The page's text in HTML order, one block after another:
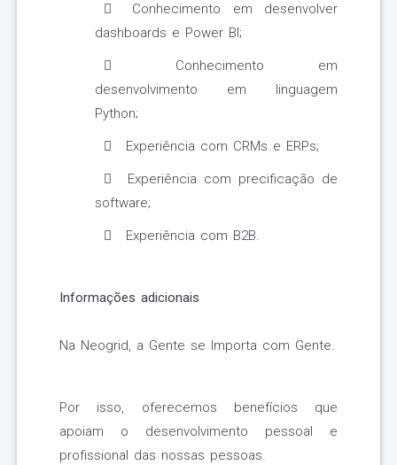
Conhecimento em desenvolver
dashboards e Power BI;
Conhecimento em
desenvolvimento em linguagem
Python;
Experiência com CRMs e ERPs;
Experiência com precificação de
software;
Experiência com B2B.
Informações adicionais
Na Neogrid, a Gente se Importa com Gente.
Por isso, oferecemos benefícios que
apoiam o desenvolvimento pessoal e
profissional das nossas pessoas.